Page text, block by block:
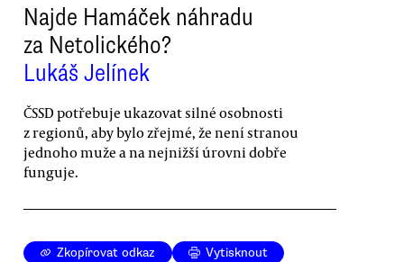
Najde Hamáček náhradu
za Netolického?
Lukáš Jelínek
ČSSD potřebuje ukazovat silné osobnosti
z regionů, aby bylo zřejmé, že není stranou
jednoho muže a na nejnižší úrovni dobře
funguje.
Zkopírovat odkaz Vytisknout